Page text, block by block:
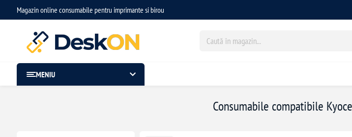
Magazin online consumabile pentru imprimante si birou
MENIU
Consumabile compatibile